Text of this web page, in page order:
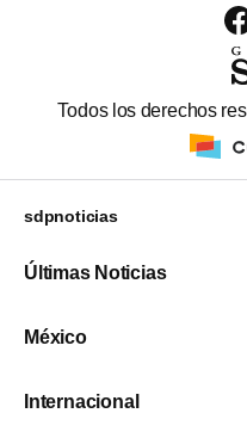
Todos los derechos
sdpnoticias
Últimas Noticias
México
Internacional